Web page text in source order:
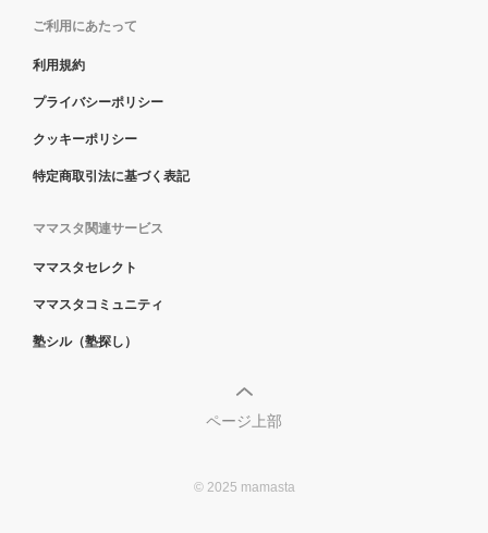
ご利用にあたって
利用規約
プライバシーポリシー
クッキーポリシー
特定商取引法に基づく表記
ママスタ関連サービス
ママスタセレクト
ママスタコミュニティ
塾シル（塾探し）
ページ上部
© 2025 mamasta